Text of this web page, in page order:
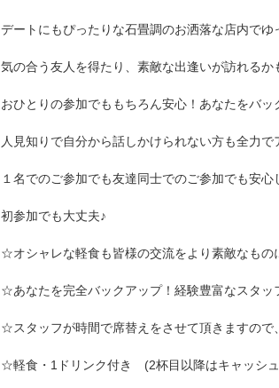
デートにもぴったりな石畳調のお洒落な店内でゆ
気の合う友人を得たり、素敵な出逢いが訪れる
おひとりの参加でももちろん安心！あなたをバ
人見知りで自分から話しかけられない方も全力で
１名でのご参加でも友達同士でのご参加でも安心
初参加でも大丈夫♪
☆オシャレな軽食も皆様の交流をより素敵なもの
☆あなたを完全バックアップ！経験豊富なスタッ
☆スタッフが時間で席替えをさせて頂きますので
☆軽食・1ドリンク付き (2杯目以降はキャッシ